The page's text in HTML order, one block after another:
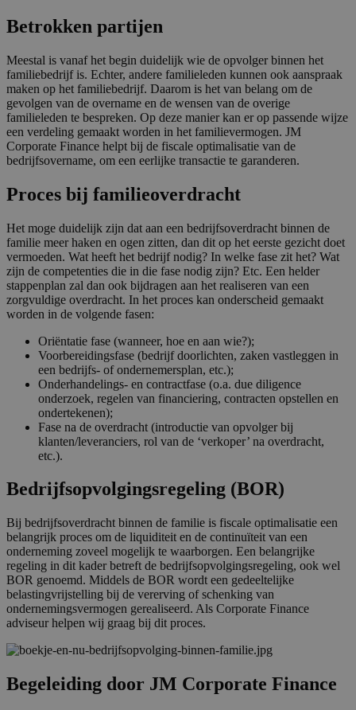
Betrokken partijen
Meestal is vanaf het begin duidelijk wie de opvolger binnen het
familiebedrijf is. Echter, andere familieleden kunnen ook aanspraak
maken op het familiebedrijf. Daarom is het van belang om de
gevolgen van de overname en de wensen van de overige
familieleden te bespreken. Op deze manier kan er op passende wijze
een verdeling gemaakt worden in het familievermogen. JM
Corporate Finance helpt bij de fiscale optimalisatie van de
bedrijfsovername, om een eerlijke transactie te garanderen.
Proces bij familieoverdracht
Het moge duidelijk zijn dat aan een bedrijfsoverdracht binnen de
familie meer haken en ogen zitten, dan dit op het eerste gezicht doet
vermoeden. Wat heeft het bedrijf nodig? In welke fase zit het? Wat
zijn de competenties die in die fase nodig zijn? Etc. Een helder
stappenplan zal dan ook bijdragen aan het realiseren van een
zorgvuldige overdracht. In het proces kan onderscheid gemaakt
worden in de volgende fasen:
Oriëntatie fase (wanneer, hoe en aan wie?);
Voorbereidingsfase (bedrijf doorlichten, zaken vastleggen in
een bedrijfs- of ondernemersplan, etc.);
Onderhandelings- en contractfase (o.a. due diligence
onderzoek, regelen van financiering, contracten opstellen en
ondertekenen);
Fase na de overdracht (introductie van opvolger bij
klanten/leveranciers, rol van de ‘verkoper’ na overdracht,
etc.).
Bedrijfsopvolgingsregeling (BOR)
Bij bedrijfsoverdracht binnen de familie is fiscale optimalisatie een
belangrijk proces om de liquiditeit en de continuïteit van een
onderneming zoveel mogelijk te waarborgen. Een belangrijke
regeling in dit kader betreft de bedrijfsopvolgingsregeling, ook wel
BOR genoemd. Middels de BOR wordt een gedeeltelijke
belastingvrijstelling bij de vererving of schenking van
ondernemingsvermogen gerealiseerd. Als Corporate Finance
adviseur helpen wij graag bij dit proces.
Begeleiding door JM Corporate Finance